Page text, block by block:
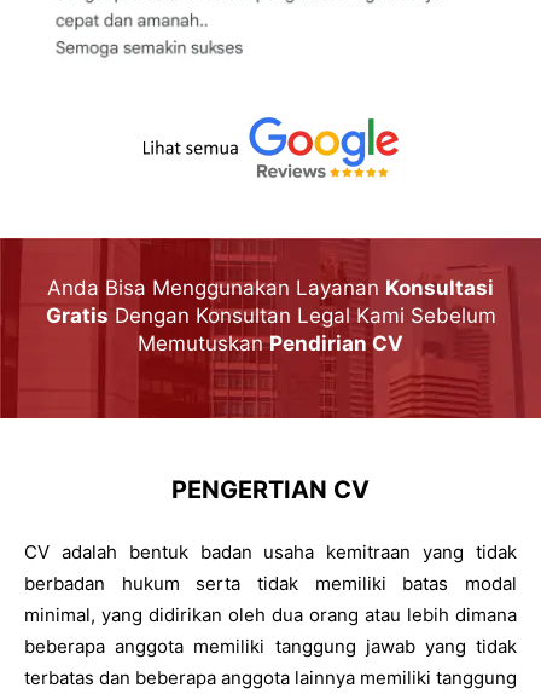
Anda Bisa Menggunakan Layanan Konsultasi
Gratis Dengan Konsultan Legal Kami Sebelum
MemutuskanPendirian CV
PENGERTIAN CV
CV adalah bentuk badan usaha kemitraan yang tidak
berbadan hukum serta tidak memiliki batas modal
minimal, yang didirikan oleh dua orang atau lebih dimana
beberapa anggota memiliki tanggung jawab yang tidak
terbatas dan beberapa anggota lainnya memiliki tanggung